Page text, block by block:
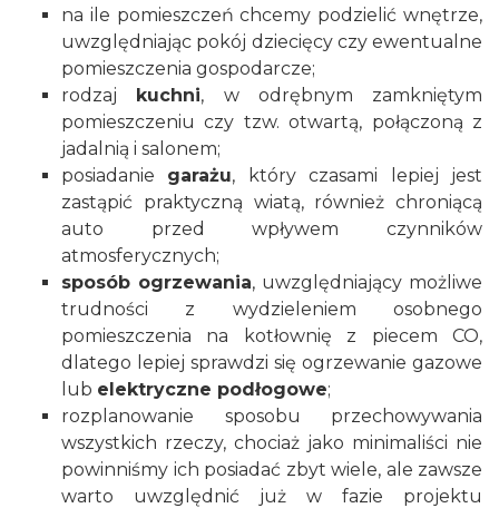
na ile pomieszczeń chcemy podzielić wnętrze,
uwzględniając pokój dziecięcy czy ewentualne
pomieszczenia gospodarcze;
rodzaj kuchni, w odrębnym zamkniętym
pomieszczeniu czy tzw. otwartą, połączoną z
jadalnią i salonem;
posiadanie garażu, który czasami lepiej jest
zastąpić praktyczną wiatą, również chroniącą
auto przed wpływem czynników
atmosferycznych;
sposób ogrzewania, uwzględniający możliwe
trudności z wydzieleniem osobnego
pomieszczenia na kotłownię z piecem CO,
dlatego lepiej sprawdzi się ogrzewanie gazowe
lub elektryczne podłogowe;
rozplanowanie sposobu przechowywania
wszystkich rzeczy, chociaż jako minimaliści nie
powinniśmy ich posiadać zbyt wiele, ale zawsze
warto uwzględnić już w fazie projektu